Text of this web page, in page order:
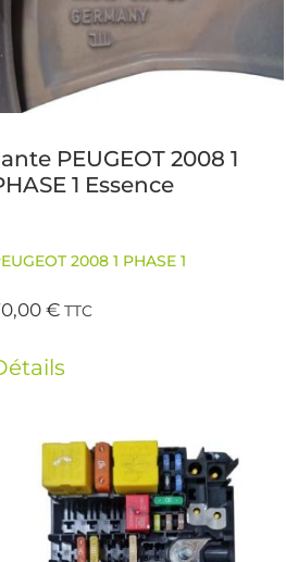
PEUGEOT 2008 1
1 Essence
2008 1 PHASE 1
€ TTC